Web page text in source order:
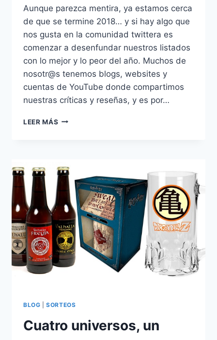
Aunque parezca mentira, ya estamos cerca
de que se termine 2018… y si hay algo que
nos gusta en la comunidad twittera es
comenzar a desenfundar nuestros listados
con lo mejor y lo peor del año. Muchos de
nosotr@s tenemos blogs, websites y
cuentas de YouTube donde compartimos
nuestras críticas y reseñas, y es por…
LEER MÁS UN
DE
LO
MEJOR
DEL
AÑO
BLOG |SORTEOS
Cuatro universos, un